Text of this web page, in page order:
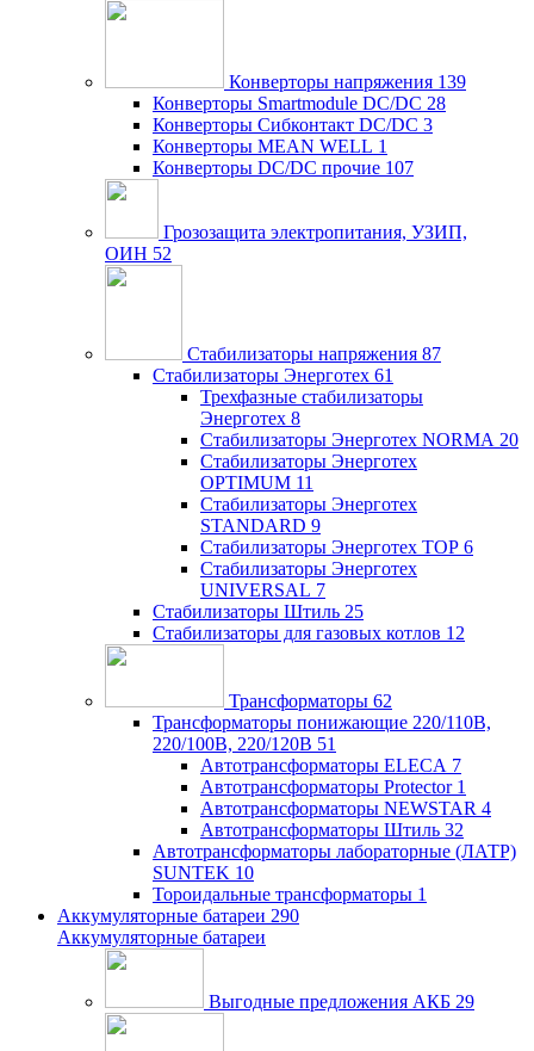
Конверторы напряжения 139
Конверторы Smartmodule DC/DC 28
Конверторы Сибконтакт DC/DC 3
Конверторы MEAN WELL 1
Конверторы DC/DC прочие 107
Грозозащита электропитания, УЗИП,
ОИН 52
Стабилизаторы напряжения 87
Стабилизаторы Энерготех 61
Трехфазные стабилизаторы
Энерготех 8
Стабилизаторы Энерготех NORMA 20
Стабилизаторы Энерготех
OPTIMUM 11
Стабилизаторы Энерготех
STANDARD 9
Стабилизаторы Энерготех TOP 6
Стабилизаторы Энерготех
UNIVERSAL 7
Стабилизаторы Штиль 25
Стабилизаторы для газовых котлов 12
Трансформаторы 62
Трансформаторы понижающие 220/110В,
220/100В, 220/120В 51
Автотрансформаторы ELECA 7
Автотрансформаторы Protector 1
Автотрансформаторы NEWSTAR 4
Автотрансформаторы Штиль 32
Автотрансформаторы лабораторные (ЛАТР)
SUNTEK 10
Тороидальные трансформаторы 1
Аккумуляторные батареи 290
Аккумуляторные батареи
Выгодные предложения АКБ 29